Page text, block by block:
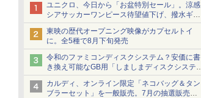
ユニクロ、今日から「お盆特別セール」。涼感
シアサッカーワンピース待望値下げ、撥水ギア
ショーツは1990円に
東映の歴代オープニング映像がカプセルトイ
に。全5種で8月下旬発売
令和のファミコンディスクシステム？安価に書
き換え可能なGB用「しましまディスクシステ
ム」
カルディ、オンライン限定「ネコバッグ＆タン
ブラーセット」を一般販売。7月の抽選販売の